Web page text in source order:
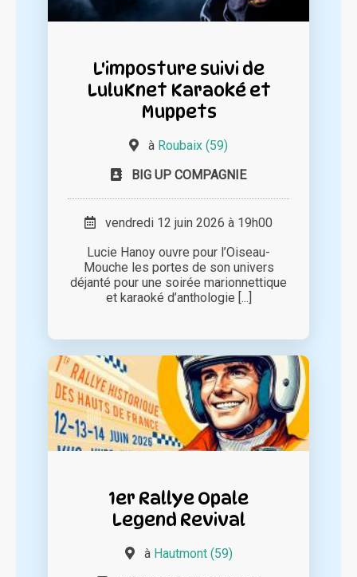
L'imposture suivi de
LuluKnet Karaoké et
Muppets
à Roubaix (59)
BIG UP COMPAGNIE
vendredi 12 juin 2026 à 19h00
Lucie Hanoy ouvre pour l’Oiseau-
Mouche les portes de son univers
déjanté pour une soirée marionnettique
et karaoké d’anthologie [...]
1er Rallye Opale
Legend Revival
à Hautmont (59)